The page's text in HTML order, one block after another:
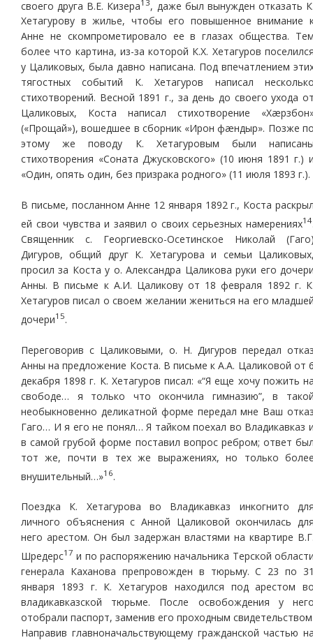
своего друга В.Е. Кизера13, даже был вынужден отказать
Хетагурову в жилье, чтобы его повышенное внимание
Анне не скомпрометировало ее в глазах общества.
более что картина, из-за которой К.Х. Хетагуров
у Цаликовых, была давно написана. Под впечатлением
тягостных событий К. Хетагуров написал
стихотворений. Весной 1891 г., за день до своего ухода
Цаликовых, Коста написал стихотворение
(«Прощай»), вошедшее в сборник «Ирон фæндыр». Позже
этому же поводу К. Хетагуровым были
стихотворения «Соната Джусковского» (10 июня 1891 г.)
«Один, опять один, без призрака родного» (11 июля 1893 г.).
В письме, посланном Анне 12 января 1892 г., Коста
ей свои чувства и заявил о своих серьезных намерениях14
Священник с. Георгиевско-Осетинское Николай
Дигуров, общий друг К. Хетагурова и семьи
просил за Коста у о. Александра Цаликова руки его
Анны. В письме к А.И. Цаликову от 18 февраля 1892 г.
Хетагуров писал о своем желании жениться на его
дочери15.
Переговорив с Цаликовыми, о. Н. Дигуров передал
Анны на предложение Коста. В письме к А.А. Цаликовой от
декабря 1898 г. К. Хетагуров писал: «“Я еще хочу пожить
свободе… я только что окончила гимназию”, в
необыкновенно деликатной форме передал мне Ваш
Гаго… И я его не понял… Я тайком поехал во Владикавказ
в самой грубой форме поставил вопрос ребром; ответ
тот же, почти в тех же выражениях, но только
внушительный…»16.
Поездка К. Хетагурова во Владикавказ инкогнито
личного объяснения с Анной Цаликовой окончилась
него арестом. Он был задержан властями на квартире
Шредерс17 и по распоряжению начальника Терской
генерала Каханова препровожден в тюрьму. С 23 по
января 1893 г. К. Хетагуров находился под арестом
владикавказской тюрьме. После освобождения у
отобрали паспорт, заменив его проходным
Направив главноначальствующему гражданской частью